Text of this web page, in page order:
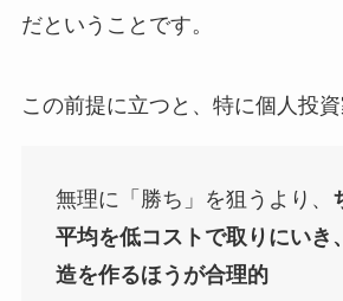
だということです。
この前提に立つと、特に個人投資
無理に「勝ち」を狙うより、
平均を低コストで取りにいき
造を作るほうが合理的